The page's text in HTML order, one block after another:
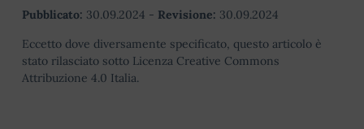
Pubblicato: 30.09.2024 - Revisione: 30.09.2024
Eccetto dove diversamente specificato, questo articolo è
stato rilasciato sotto Licenza Creative Commons
Attribuzione 4.0 Italia.